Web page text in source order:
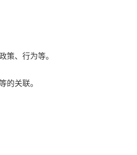
、行为等。
的关联。